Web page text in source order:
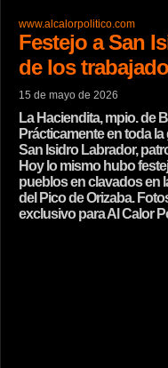
www.alcalorpolitico.com
Festejo a San
de los
15 de mayo de 2026
La Haciendita, mpio. de
Prácticamente en toda
San Isidro Labrador,
Hoy lo mismo hubo
pueblos en clavados en
del Pico de Orizaba.
exclusivo para Al Calor